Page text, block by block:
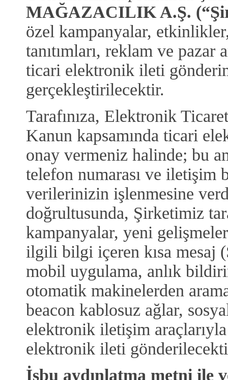
MAĞAZACILIK A.Ş.
özel kampanyalar,
tanıtımları, reklam ve pazar
ticari elektronik ileti
gerçekleştirilecektir.
Tarafınıza, Elektronik
Kanun kapsamında ticari
onay vermeniz halinde; bu
telefon numarası ve
verilerinizin işlenmesine
doğrultusunda, Şirketimiz
kampanyalar, yeni
ilgili bilgi içeren kısa mesaj
mobil uygulama, anlık
otomatik makinelerden
beacon kablosuz ağlar,
elektronik iletişim
elektronik ileti
İşbu aydınlatma metni ile